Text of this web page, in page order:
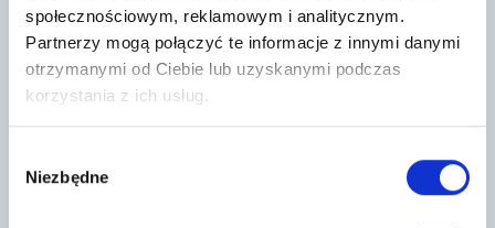
społecznościowym, reklamowym i analitycznym.
Partnerzy mogą połączyć te informacje z innymi danymi
otrzymanymi od Ciebie lub uzyskanymi podczas
korzystania z ich usług.
zgody
Niezbędne
Dachówka podstawowa PIEMONT
kasztan Roben
Dachówka ceramiczna PIEMONT
Wkręt ciesielski stosowany do
połączeń drewno – drewno. Nie